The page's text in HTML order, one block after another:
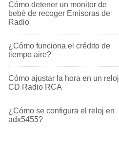
Cómo detener un monitor de
bebé de recoger Emisoras de
Radio
¿Cómo funciona el crédito de
tiempo aire?
Cómo ajustar la hora en un reloj
CD Radio RCA
¿Cómo se configura el reloj en
adx5455?